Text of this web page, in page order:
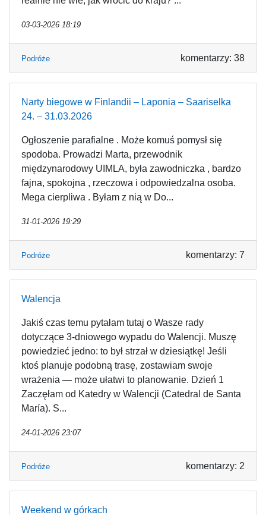
03-03-2026 18:19
Podróże komentarzy: 38
Narty biegowe w Finlandii – Laponia – Saariselka
24. – 31.03.2026
Ogłoszenie parafialne . Może komuś pomysł się
spodoba. Prowadzi Marta, przewodnik
międzynarodowy UIMLA, była zawodniczka , bardzo
fajna, spokojna , rzeczowa i odpowiedzalna osoba.
Mega cierpliwa . Byłam z nią w Do...
31-01-2026 19:29
Podróże komentarzy: 7
Walencja
Jakiś czas temu pytałam tutaj o Wasze rady
dotyczące 3-dniowego wypadu do Walencji. Muszę
powiedzieć jedno: to był strzał w dziesiątkę! Jeśli
ktoś planuje podobną trasę, zostawiam swoje
wrażenia — może ułatwi to planowanie. Dzień 1
Zaczęłam od Katedry w Walencji (Catedral de Santa
María). S...
24-01-2026 23:07
Podróże komentarzy: 2
Weekend w górkach